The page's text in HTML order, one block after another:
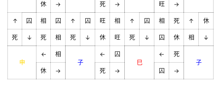
休
→ 死 → 旺 →
↑ 囚 相 囚 ↑ 囚 旺 相 ↑ 囚 相 死 ↑ 休
死 ↓ 死 相 死 ↓ 休 旺 死 ↓ 囚 休 相 ↓
申
←
相
子
←
囚
巳
←
死
子
休
→ 死 → 囚 →